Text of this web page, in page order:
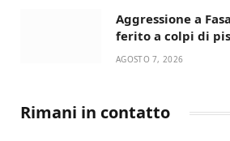
Aggressione a
ferito a colpi di
AGOSTO 7, 2026
Rimani in contatto